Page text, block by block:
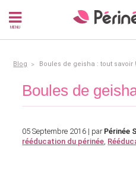
MENU
Blog Boules de geisha : tout savoir !
Boules de
05 Septembre 2016 | par Périnée
rééducation du périnée